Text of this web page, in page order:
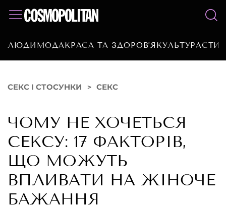
ЛЮДИ МОДАКРАСА ТА ЗДОРОВ’Я КУЛЬТУРА
СЕКС І СТОСУНКИ СЕКС
ЧОМУ НЕ ХОЧЕТЬСЯ
СЕКСУ: 17 ФАКТОРІВ,
ЩО МОЖУТЬ
ВПЛИВАТИ НА ЖІНОЧЕ
БАЖАННЯ